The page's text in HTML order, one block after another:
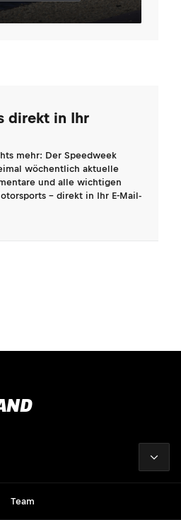
direkt in Ihr
mehr: Der Speedweek
wöchentlich aktuelle
und alle wichtigen
- direkt in Ihr E-Mail-
Team